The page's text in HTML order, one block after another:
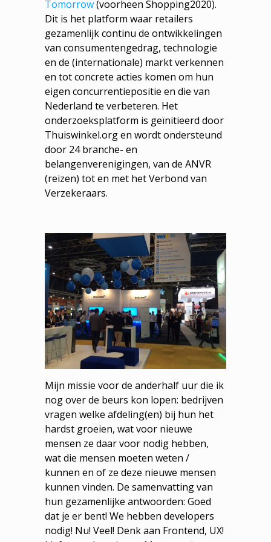
Tomorrow(voorheen Shopping2020).
Dit is het platform waar retailers
gezamenlijk continu de ontwikkelingen
van consumentengedrag, technologie
en de (internationale) markt verkennen
en tot concrete acties komen om hun
eigen concurrentiepositie en die van
Nederland te verbeteren. Het
onderzoeksplatform is geïnitieerd door
Thuiswinkel.org en wordt ondersteund
door 24 branche- en
belangenverenigingen, van de ANVR
(reizen) tot en met het Verbond van
Verzekeraars.
Mijn missie voor de anderhalf uur die ik
nog over de beurs kon lopen: bedrijven
vragen welke afdeling(en) bij hun het
hardst groeien, wat voor nieuwe
mensen ze daar voor nodig hebben,
wat die mensen moeten weten /
kunnen en of ze deze nieuwe mensen
kunnen vinden. De samenvatting van
hun gezamenlijke antwoorden: Goed
dat je er bent! We hebben developers
nodig! Nu! Veel! Denk aan Frontend, UX!